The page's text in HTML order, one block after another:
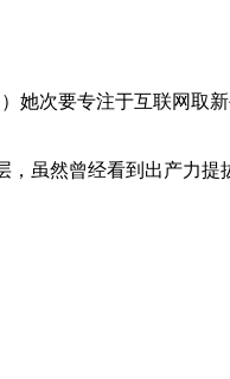
次要专注于互联网取
虽然曾经看到出产力提